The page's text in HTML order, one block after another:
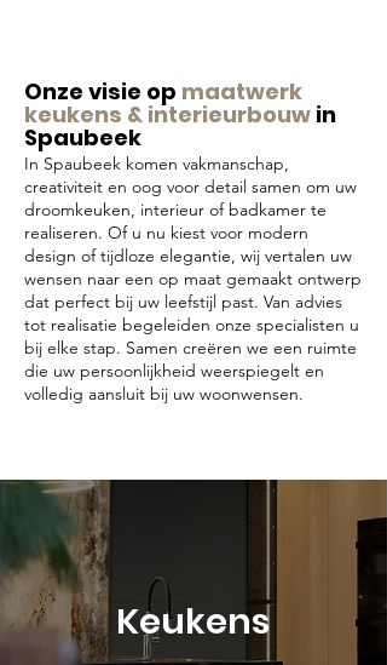
Onze visie op maatwerk
keukens & interieurbouw in
Spaubeek
In Spaubeek komen vakmanschap,
creativiteit en oog voor detail samen om uw
droomkeuken, interieur of badkamer te
realiseren. Of u nu kiest voor modern
design of tijdloze elegantie, wij vertalen uw
wensen naar een op maat gemaakt ontwerp
dat perfect bij uw leefstijl past. Van advies
tot realisatie begeleiden onze specialisten u
bij elke stap. Samen creëren we een ruimte
die uw persoonlijkheid weerspiegelt en
volledig aansluit bij uw woonwensen.
Keukens